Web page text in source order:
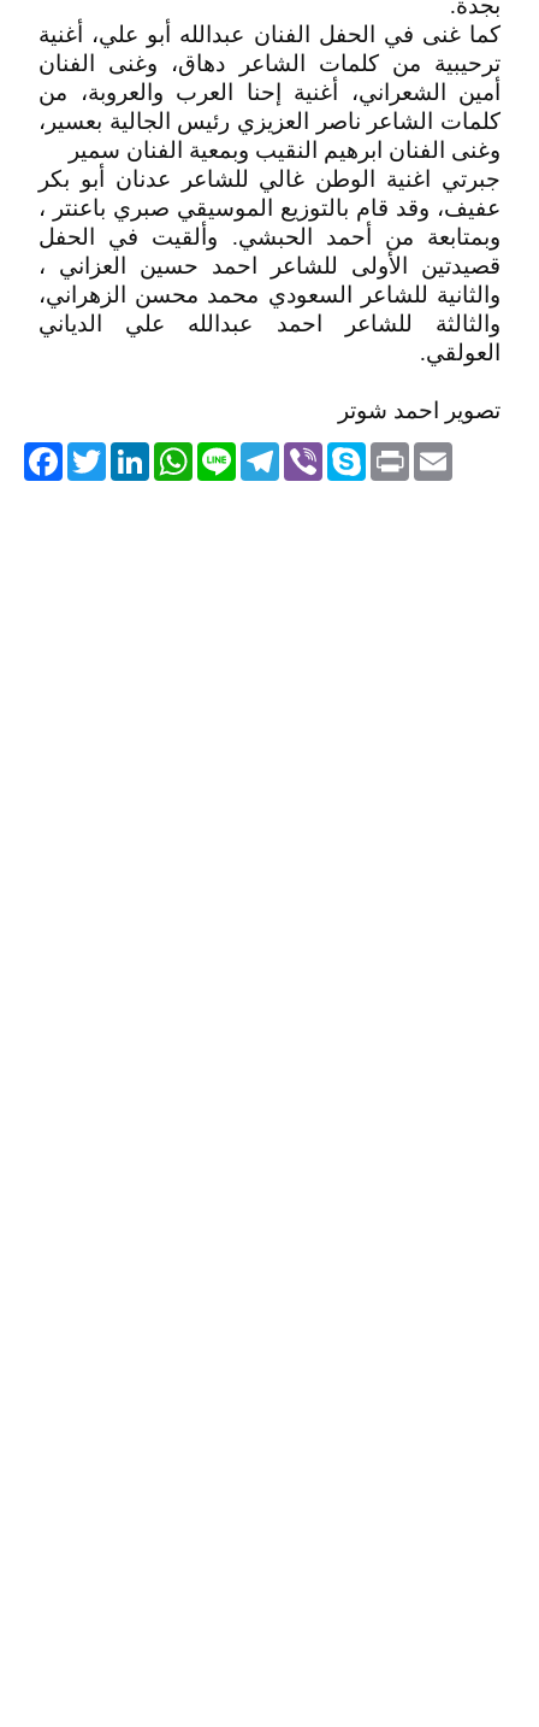
بجدة.
كما غنى في الحفل الفنان عبدالله أبو علي، أغنية
ترحيبية من كلمات الشاعر دهاق، وغنى الفنان
أمين الشعراني، أغنية إحنا العرب والعروبة، من
كلمات الشاعر ناصر العزيزي رئيس الجالية بعسير،
وغنى الفنان ابرهيم النقيب وبمعية الفنان سمير
جبرتي اغنية الوطن غالي للشاعر عدنان أبو بكر
عفيف، وقد قام بالتوزيع الموسيقي صبري باعنتر ،
وبمتابعة من أحمد الحبشي. وألقيت في الحفل
قصيدتين الأولى للشاعر احمد حسين العزاني ،
والثانية للشاعر السعودي محمد محسن الزهراني،
والثالثة للشاعر احمد عبدالله علي الدياني
العولقي.
تصوير احمد شوتر
TwitterLinkedIn
WhatsApp Line
Telegram ViberSkype PrintEmail